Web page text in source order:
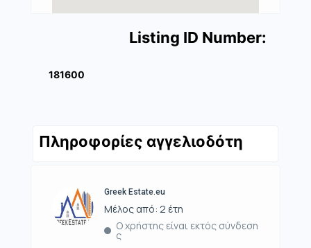
Listing ID Number:
181600
Πληροφορίες αγγελιοδότη
Greek Estate.eu
Μέλος από: 2 έτη
Ο χρήστης είναι εκτός σύνδεση
ς